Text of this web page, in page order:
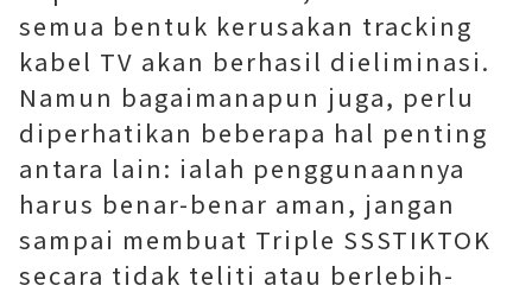
semua bentuk kerusakan tracking
kabel TV akan berhasil dieliminasi.
Namun bagaimanapun juga, perlu
diperhatikan beberapa hal penting
antara lain: ialah penggunaannya
harus benar-benar aman, jangan
sampai membuat Triple SSSTIKTOK
secara tidak teliti atau berlebih-